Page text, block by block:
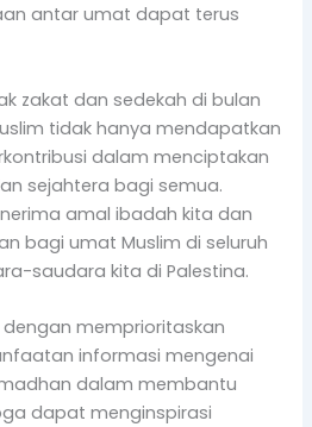
antar umat dapat terus
zakat dan sedekah di bulan
tidak hanya mendapatkan
dalam menciptakan
sejahtera bagi semua.
amal ibadah kita dan
bagi umat Muslim di seluruh
saudara kita di Palestina.
dengan memprioritaskan
informasi mengenai
dalam membantu
dapat menginspirasi